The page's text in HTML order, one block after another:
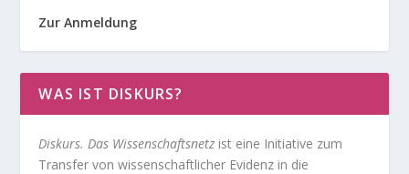
Zur Anmeldung
WAS IST DISKURS?
Diskurs. Das Wissenschaftsnetz ist eine Initiative zum
Transfer von wissenschaftlicher Evidenz in die